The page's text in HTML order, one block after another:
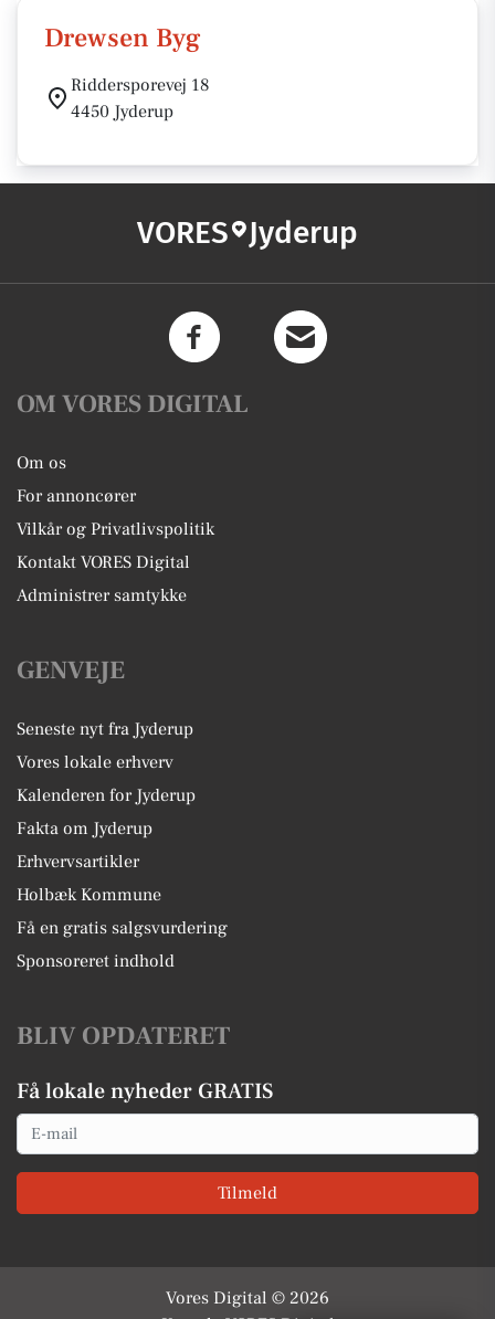
Drewsen Byg
Riddersporevej 18
4450 Jyderup
VORES Jyderup
OM VORES DIGITAL
Om os
For annoncører
Vilkår og Privatlivspolitik
Kontakt VORES Digital
Administrer samtykke
GENVEJE
Seneste nyt fra Jyderup
Vores lokale erhverv
Kalenderen for Jyderup
Fakta om Jyderup
Erhvervsartikler
Holbæk Kommune
Få en gratis salgsvurdering
Sponsoreret indhold
BLIV OPDATERET
Få lokale nyheder GRATIS
Email
Tilmeld
Vores Digital © 2026